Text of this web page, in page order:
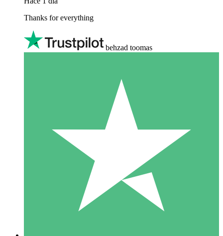
Thanks for everything
behzad toomas